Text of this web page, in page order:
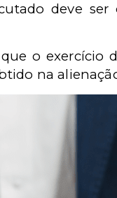
deve
o exercício
na